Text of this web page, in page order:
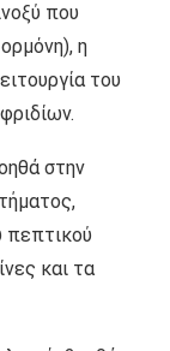
που
η
του
στην
πεπτικού
και τα